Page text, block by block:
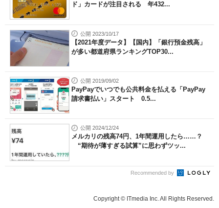
ド」カードが注目される 年432...
公開 2023/10/17
【2021年度データ】【国内】「銀行預金残高」
が多い都道府県ランキングTOP30...
公開 2019/09/02
PayPayでいつでも公共料金を払える「PayPay
請求書払い」スタート 0.5...
公開 2024/12/24
メルカリの残高74円、1年間運用したら……？
“期待が薄すぎる試算”に思わずツッ...
Recommended by
Copyright © ITmedia Inc. All Rights Reserved.